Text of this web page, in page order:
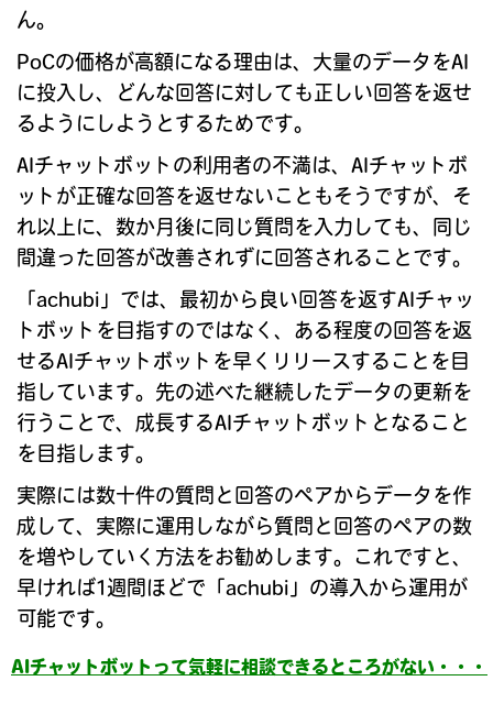
ん。
PoCの価格が高額になる理由は、大量のデータをAI
に投入し、どんな回答に対しても正しい回答を返せ
るようにしようとするためです。
AIチャットボットの利用者の不満は、AIチャットボ
ットが正確な回答を返せないこともそうですが、そ
れ以上に、数か月後に同じ質問を入力しても、同じ
間違った回答が改善されずに回答されることです。
「achubi」では、最初から良い回答を返すAIチャッ
トボットを目指すのではなく、ある程度の回答を返
せるAIチャットボットを早くリリースすることを目
指しています。先の述べた継続したデータの更新を
行うことで、成長するAIチャットボットとなること
を目指します。
実際には数十件の質問と回答のペアからデータを作
成して、実際に運用しながら質問と回答のペアの数
を増やしていく方法をお勧めします。これですと、
早ければ1週間ほどで「achubi」の導入から運用が
可能です。
AIチャットボットって気軽に相談できるところがない・・・